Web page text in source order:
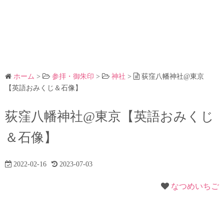
ホーム > 参拝・御朱印 > 神社 >
荻窪八幡神社@東京
【英語おみくじ＆石像】
荻窪八幡神社@東京【英語おみくじ
＆石像】
2022-02-16 2023-07-03
なつめいちご